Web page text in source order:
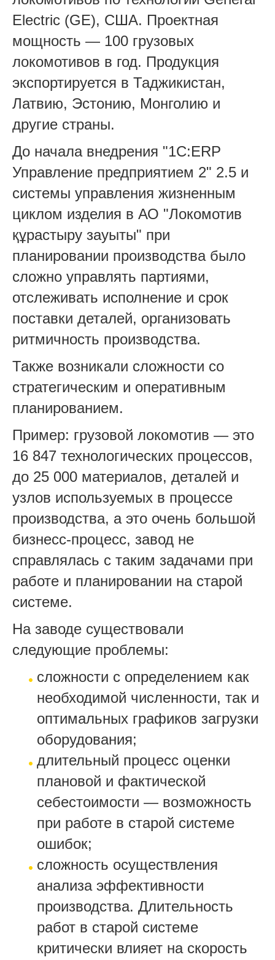
Electric (GE), США. Проектная
мощность — 100 грузовых
локомотивов в год. Продукция
экспортируется в Таджикистан,
Латвию, Эстонию, Монголию и
другие страны.
До начала внедрения "1С:ERP
Управление предприятием 2" 2.5 и
системы управления жизненным
циклом изделия в АО "Локомотив
құрастыру зауыты" при
планировании производства было
сложно управлять партиями,
отслеживать исполнение и срок
поставки деталей, организовать
ритмичность производства.
Также возникали сложности со
стратегическим и оперативным
планированием.
Пример: грузовой локомотив — это
16 847 технологических процессов,
до 25 000 материалов, деталей и
узлов используемых в процессе
производства, а это очень большой
бизнесс-процесс, завод не
справлялась с таким задачами при
работе и планировании на старой
системе.
На заводе существовали
следующие проблемы:
сложности с определением как
необходимой численности, так и
оптимальных графиков загрузки
оборудования;
длительный процесс оценки
плановой и фактической
себестоимости — возможность
при работе в старой системе
ошибок;
сложность осуществления
анализа эффективности
производства. Длительность
работ в старой системе
критически влияет на скорость